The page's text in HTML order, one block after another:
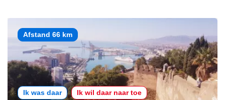
Afstand 66 km
Ik was daar Ik wil daar naar toe